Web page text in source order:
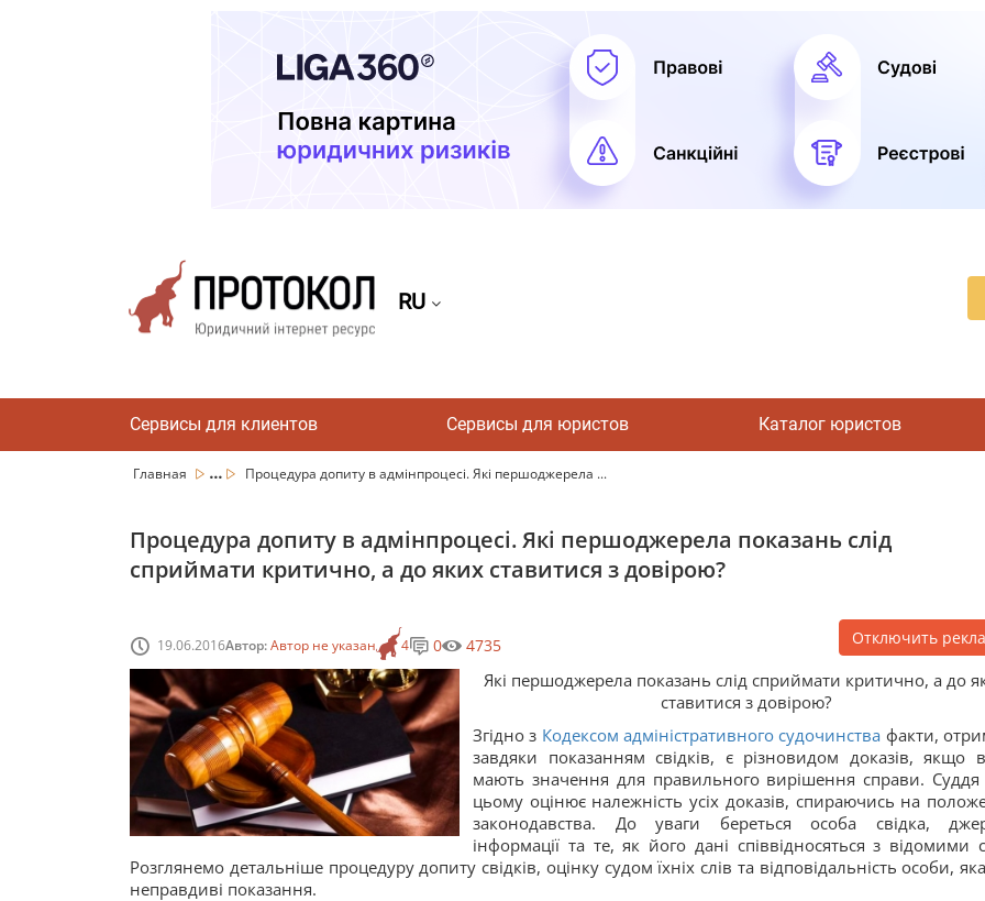
RU
Сервисы для клиентов Сервисы для юристов Каталог юристов
Главная ... Процедура допиту в адмінпроцесі. Які першоджерела ...
Процедура допиту в адмінпроцесі. Які першоджерела показань слід
сприймати критично, а до яких ставитися з довірою?
19.06.2016Автор:Автор не указан 4 0 4735 Отключить
Які першоджерела показань слід сприймати критично, а до
ставитися з довірою?
Згідно з Кодексом адміністративного судочинства факти,
завдяки показанням свідків, є різновидом доказів, якщо
мають значення для правильного вирішення справи.
цьому оцінює належність усіх доказів, спираючись на
законодавства. До уваги береться особа свідка,
інформації та те, як його дані співвідносяться з відомими
Розглянемо детальніше процедуру допиту свідків, оцінку судом їхніх слів та відповідальність особи,
неправдиві показання.